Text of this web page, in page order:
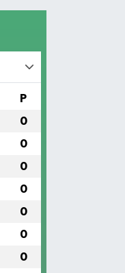
P
0
0
0
0
0
0
0